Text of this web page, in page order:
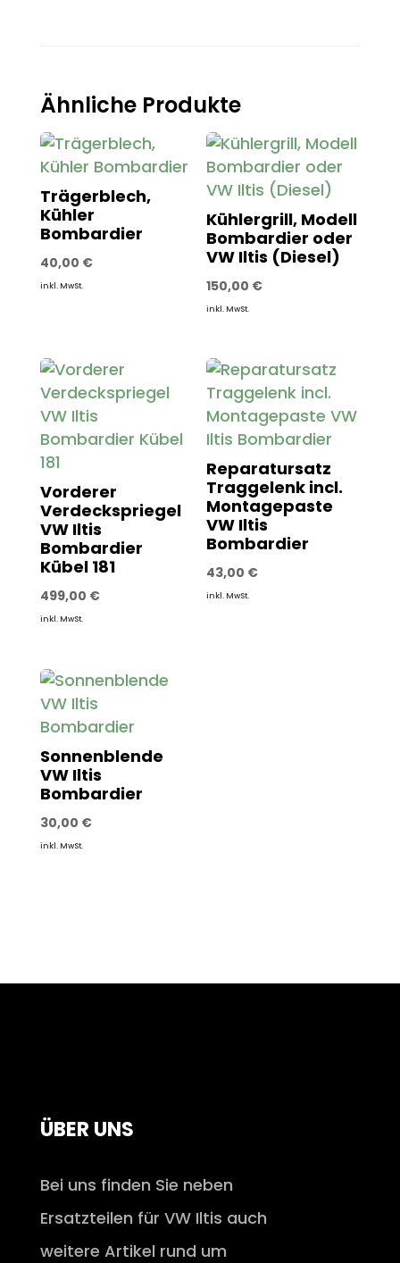
Ähnliche Produkte
Trägerblech,
Kühler
Bombardier
40,00 €
inkl. MwSt.
Kühlergrill, Modell
Bombardier oder
VW Iltis (Diesel)
150,00 €
inkl. MwSt.
Vorderer
Verdeckspriegel
VW Iltis
Bombardier
Kübel 181
499,00 €
inkl. MwSt.
Reparatursatz
Traggelenk incl.
Montagepaste
VW Iltis
Bombardier
43,00 €
inkl. MwSt.
Sonnenblende
VW Iltis
Bombardier
30,00 €
inkl. MwSt.
ÜBER UNS
Bei uns finden Sie neben
Ersatzteilen für VW Iltis auch
weitere Artikel rund um